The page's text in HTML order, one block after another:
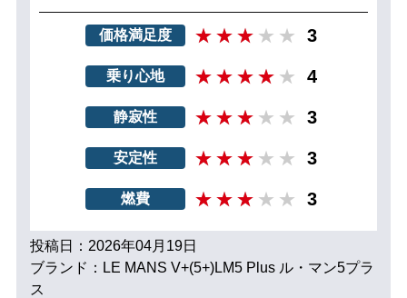
価格満足度 3
乗り心地 4
静寂性 3
安定性 3
燃費 3
投稿日：2026年04月19日
ブランド：LE MANS V+(5+)LM5 Plus ル・マン5プラ
ス